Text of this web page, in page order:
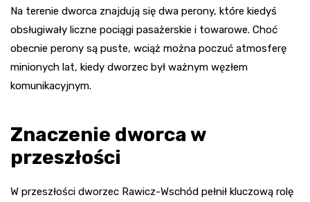
Na terenie dworca znajdują się dwa perony, które kiedyś
obsługiwały liczne pociągi pasażerskie i towarowe. Choć
obecnie perony są puste, wciąż można poczuć atmosferę
minionych lat, kiedy dworzec był ważnym węzłem
komunikacyjnym.
Znaczenie dworca w
przeszłości
W przeszłości dworzec Rawicz-Wschód pełnił kluczową rolę